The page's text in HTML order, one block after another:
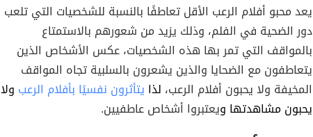
يعد محبو أفلام الرعب الأقل تعاطفًا بالنسبة للشخصيات التي تلعب
دور الضحية في الفلم، وذلك يزيد من شعورهم بالاستمتاع
بالمواقف التي تمر بها هذه الشخصيات، عكس الأشخاص الذين
يتعاطفون مع الضحايا والذين يشعرون بالسلبية تجاه المواقف
المخيفة ولا يحبون أفلام الرعب، لذا يتأثرون نفسيًا بأفلام الرعب ولا
يحبون مشاهدتها ويعتبروا أشخاص عاطفيين.